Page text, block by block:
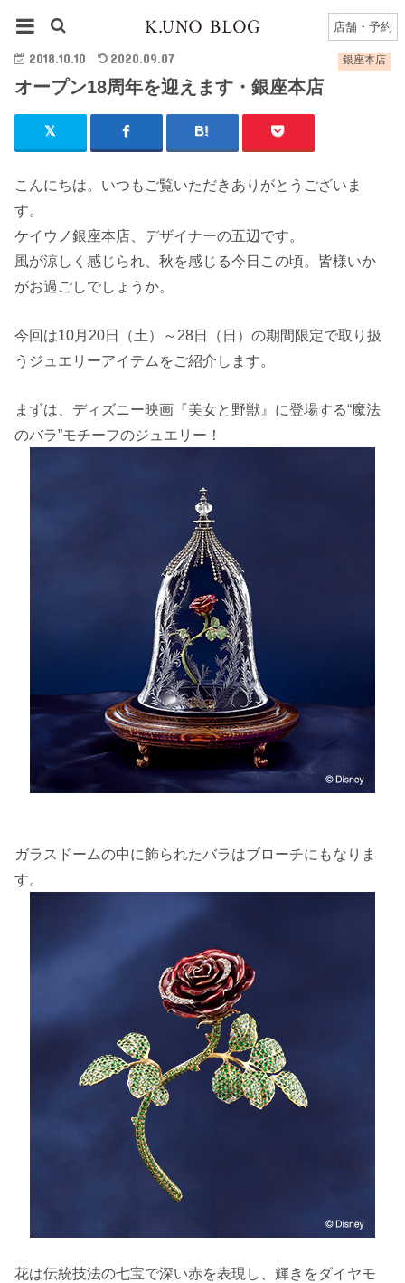
店舗・予約
オープン18周年を迎えます・銀座本店
銀座本店
2018.10.10 2020.09.07
オープン18周年を迎えます・銀座本店
こんにちは。いつもご覧いただきありがとうございま
す。
ケイウノ銀座本店、デザイナーの五辺です。
風が涼しく感じられ、秋を感じる今日この頃。皆様いか
がお過ごしでしょうか。
今回は10月20日（土）～28日（日）の期間限定で取り扱
うジュエリーアイテムをご紹介します。
まずは、ディズニー映画『美女と野獣』に登場する“魔法
のバラ”モチーフのジュエリー！
ガラスドームの中に飾られたバラはブローチにもなりま
す。
花は伝統技法の七宝で深い赤を表現し、輝きをダイヤモ